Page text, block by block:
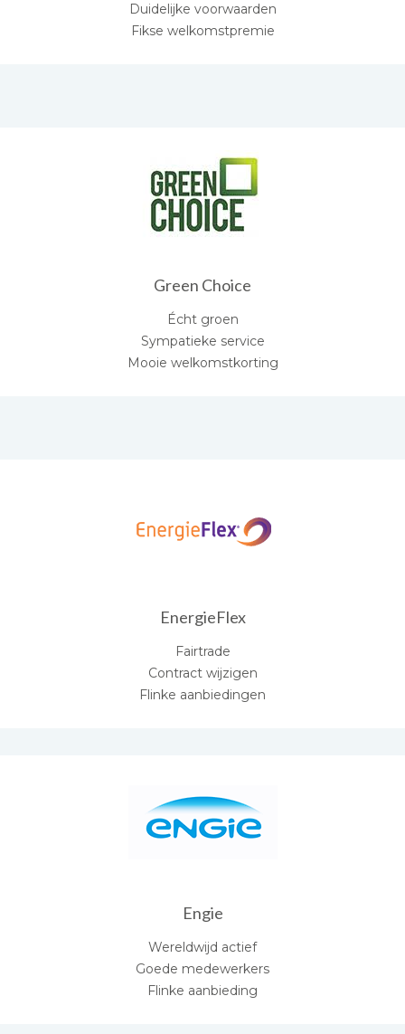
Duidelijke voorwaarden
Fikse welkomstpremie
Green Choice
Écht groen
Sympatieke service
Mooie welkomstkorting
EnergieFlex
Fairtrade
Contract wijzigen
Flinke aanbiedingen
Engie
Wereldwijd actief
Goede medewerkers
Flinke aanbieding